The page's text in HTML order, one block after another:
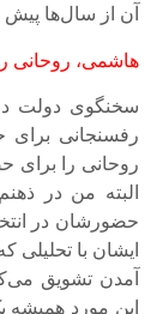
آن از سال‌ها پیش
هاشمی، روحانی
سخنگوی دولت
رفسنجانی برای
روحانی را برای
البته من در
حضورشان در
ایشان با تحلیلی
آمدن تشویق
این مورد